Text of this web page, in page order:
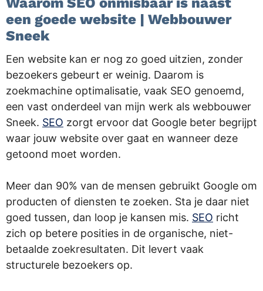
een goede website | Webbouwer
Sneek
Een website kan er nog zo goed uitzien, zonder
bezoekers gebeurt er weinig. Daarom is
zoekmachine optimalisatie, vaak SEO genoemd,
een vast onderdeel van mijn werk als webbouwer
Sneek. SEO zorgt ervoor dat Google beter begrijpt
waar jouw website over gaat en wanneer deze
getoond moet worden.
Meer dan 90% van de mensen gebruikt Google om
producten of diensten te zoeken. Sta je daar niet
goed tussen, dan loop je kansen mis. SEO richt
zich op betere posities in de organische, niet-
betaalde zoekresultaten. Dit levert vaak
structurele bezoekers op.